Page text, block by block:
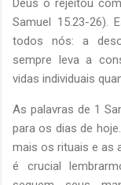
Samuel 15.23-26).
todos nós: a
sempre leva a
vidas individuais
As palavras de 1
para os dias de
mais os rituais e as
é crucial